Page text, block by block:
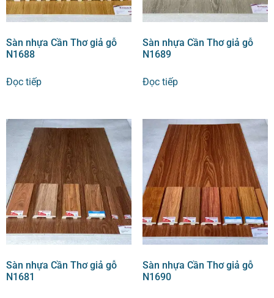
Sàn nhựa Cần Thơ giả gỗ
N1688
Đọc tiếp
Sàn nhựa Cần Thơ giả gỗ
N1689
Đọc tiếp
Sàn nhựa Cần Thơ giả gỗ
N1681
Sàn nhựa Cần Thơ giả gỗ
N1690